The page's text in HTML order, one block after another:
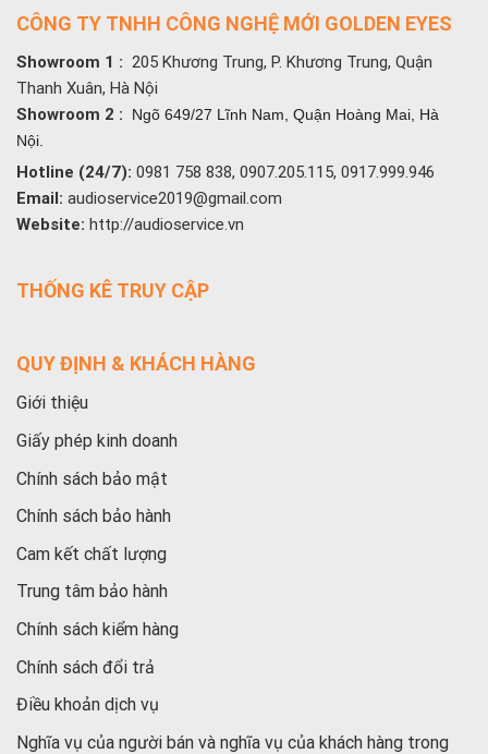
CÔNG TY TNHH CÔNG NGHỆ MỚI GOLDEN EYES
Showroom 1 : 205 Khương Trung, P. Khương Trung, Quận
Thanh Xuân, Hà Nội
Showroom 2 :
Ngõ 649/27 Lĩnh Nam, Quận Hoàng Mai, Hà
Nội.
Hotline (24/7): 0981 758 838, 0907.205.115, 0917.999.946
Email: audioservice2019@gmail.com
Website: http://audioservice.vn
THỐNG KÊ TRUY CẬP
QUY ĐỊNH & KHÁCH HÀNG
Giới thiệu
Giấy phép kinh doanh
Chính sách bảo mật
Chính sách bảo hành
Cam kết chất lượng
Trung tâm bảo hành
Chính sách kiểm hàng
Chính sách đổi trả
Điều khoản dịch vụ
Nghĩa vụ của người bán và nghĩa vụ của khách hàng trong